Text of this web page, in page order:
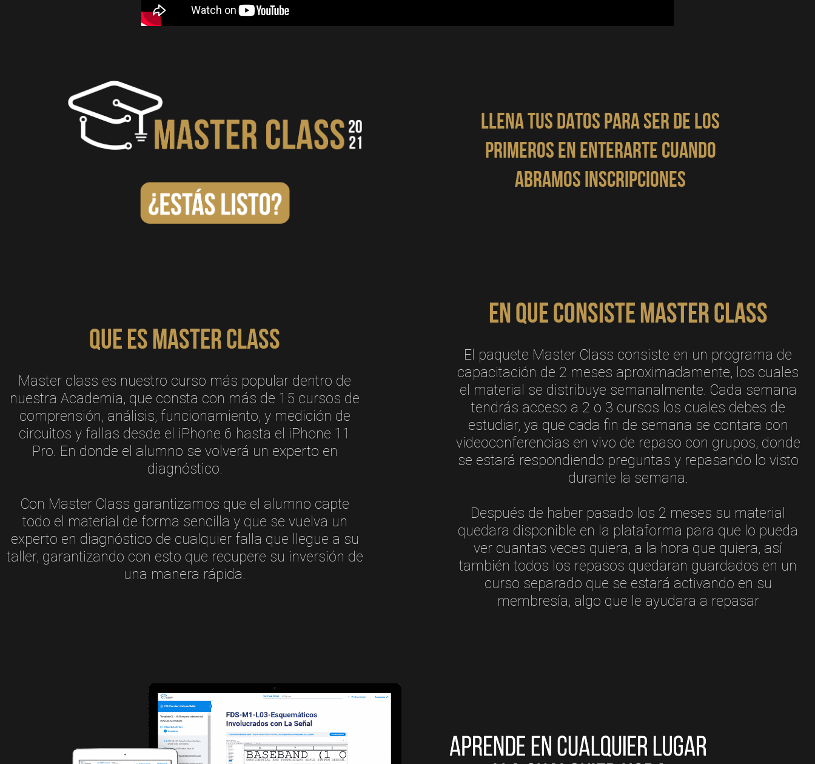
LLENA TUS DATOS PARA SER DE LOS
PRIMEROS EN ENTERARTE CUANDO
ABRAMOS INSCRIPCIONES
Que es Master Class
Master class es nuestro curso más popular dentro de
nuestra Academia, que consta con más de 15 cursos de
comprensión, análisis, funcionamiento, y medición de
circuitos y fallas desde el iPhone 6 hasta el iPhone 11
Pro. En donde el alumno se volverá un experto en
diagnóstico.
Con Master Class garantizamos que el alumno capte
todo el material de forma sencilla y que se vuelva un
experto en diagnóstico de cualquier falla que llegue a su
taller, garantizando con esto que recupere su inversión de
una manera rápida.
En que consiste Master Class
El paquete Master Class consiste en un programa de
capacitación de 2 meses aproximadamente, los cuales
el material se distribuye semanalmente. Cada semana
tendrás acceso a 2 o 3 cursos los cuales debes de
estudiar, ya que cada fin de semana se contara con
videoconferencias en vivo de repaso con grupos, donde
se estará respondiendo preguntas y repasando lo visto
durante la semana.
Después de haber pasado los 2 meses su material
quedara disponible en la plataforma para que lo pueda
ver cuantas veces quiera, a la hora que quiera, así
también todos los repasos quedaran guardados en un
curso separado que se estará activando en su
membresía, algo que le ayudara a repasar